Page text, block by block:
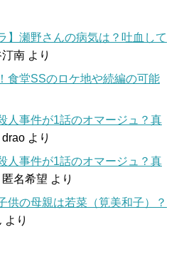
】瀬野さんの病気は？吐血して
南 より
食堂SSのロケ地や続編の可能
事件が1話のオマージュ？真
drao より
事件が1話のオマージュ？真
匿名希望 より
の母親は若菜（筧美和子）？
より